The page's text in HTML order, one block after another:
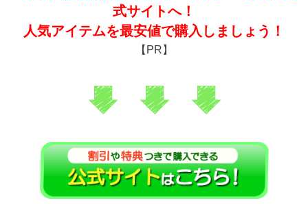
式サイトへ！
人気アイテムを最安値で購入しましょう！
【PR】